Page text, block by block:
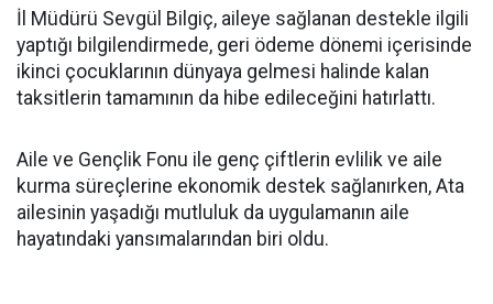
İl Müdürü Sevgül Bilgiç, aileye sağlanan destekle ilgili
yaptığı bilgilendirmede, geri ödeme dönemi içerisinde
ikinci çocuklarının dünyaya gelmesi halinde kalan
taksitlerin tamamının da hibe edileceğini hatırlattı.
Aile ve Gençlik Fonu ile genç çiftlerin evlilik ve aile
kurma süreçlerine ekonomik destek sağlanırken, Ata
ailesinin yaşadığı mutluluk da uygulamanın aile
hayatındaki yansımalarından biri oldu.